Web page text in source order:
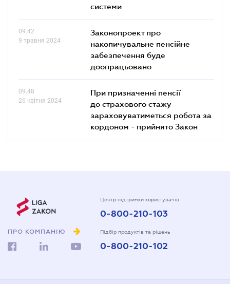
системи
09.42
9 травня 2024
Законопроект про
накопичувальне пенсійне
забезпечення буде
доопрацьовано
09.48
26 квітня 2024
При призначенні пенсії
до страхового стажу
зараховуватиметься робота за
кордоном - прийнято Закон
ПРО КОМПАНІЮ
Центр підтримки користувачів
0-800-210-103
Підбір продуктів та рішень
0-800-210-102